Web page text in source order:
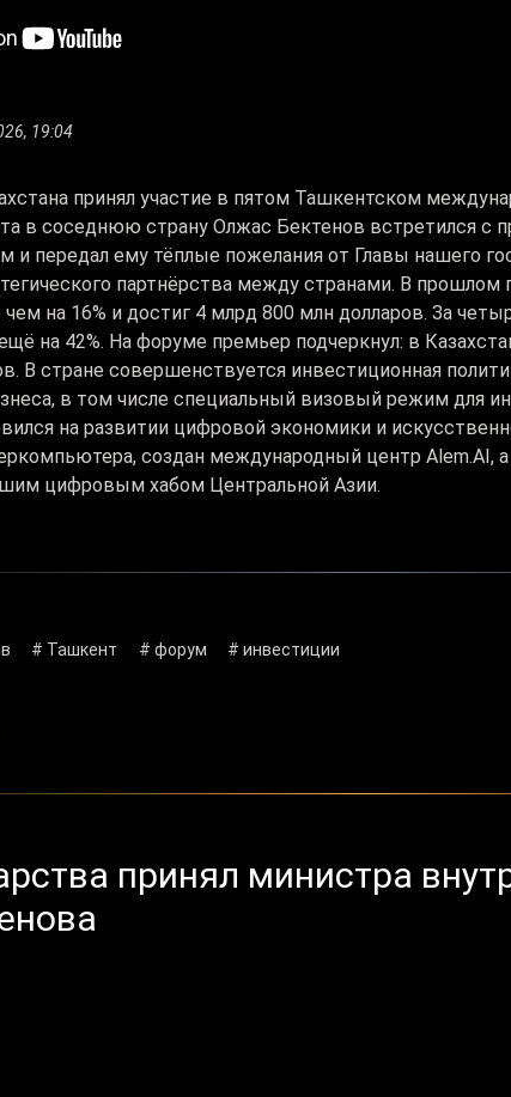
19:04
принял участие в пятом Ташкентском
в соседнюю страну Олжас Бектенов встретился с
передал ему тёплые пожелания от Главы нашего
партнёрства между странами. В прошлом
на 16% и достиг 4 млрд 800 млн долларов. За
на 42%. На форуме премьер подчеркнул: в
В стране совершенствуется инвестиционная
в том числе специальный визовый режим для
на развитии цифровой экономики и
создан международный центр Alem.AI,
цифровым хабом Центральной Азии.
# Ташкент # форум # инвестиции
принял министра